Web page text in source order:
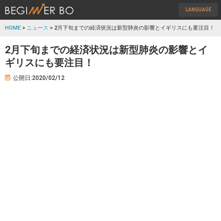
LANGUAGE
HOME > ニュース > 2月下旬までの経済状況は新型肺炎の影響とイギリスにも要注目！
2月下旬までの経済状況は新型肺炎の影響とイ
ギリスにも要注目！
公開日:2020/02/12